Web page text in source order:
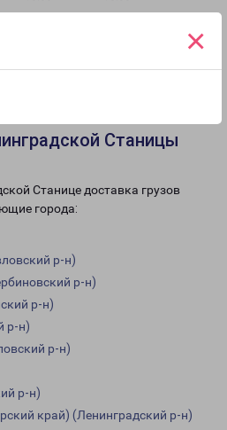
×
Станицы
Станице доставка грузов
города:
р-н)
р-н)
р-н)
р-н)
р-н)
р-н)
край) (Ленинградский р-н)